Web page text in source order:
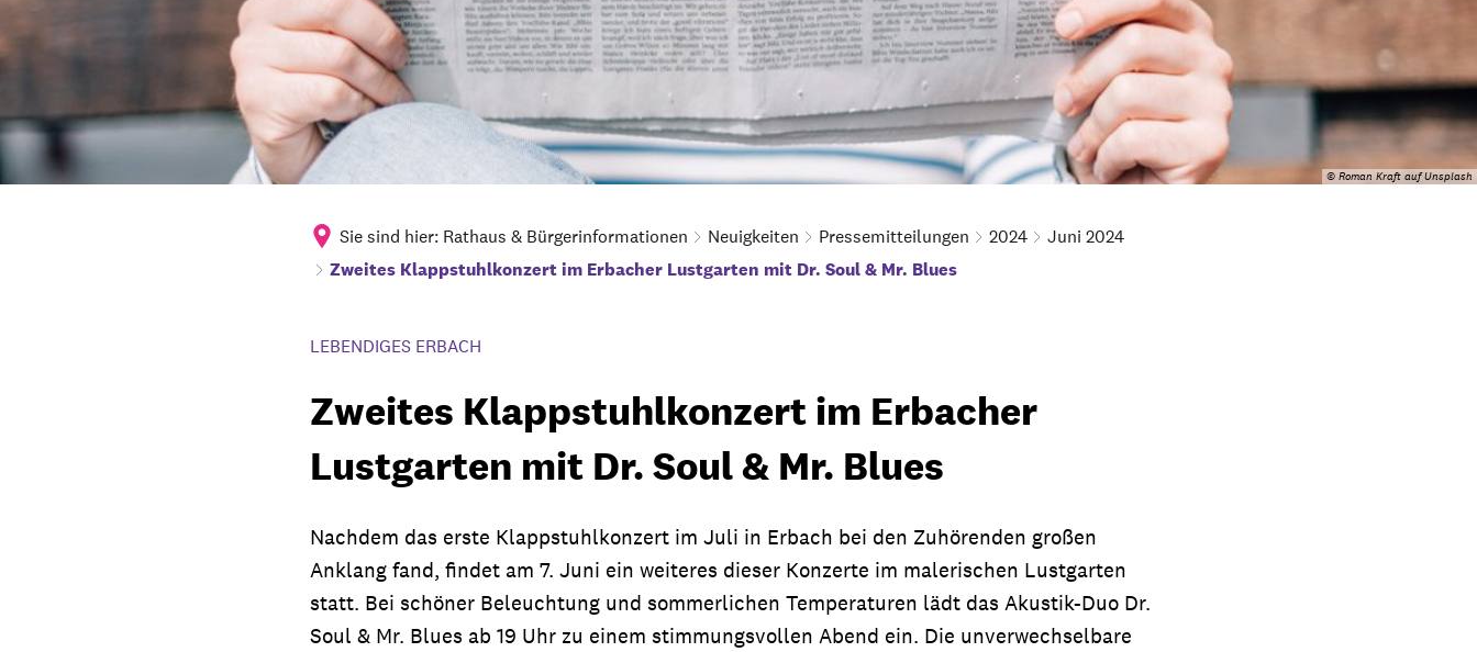
© Roman Kraft auf Unsplash
Sie sind hier: Rathaus & Bürgerinformationen Neuigkeiten Pressemitteilungen 2024 Juni 2024
Zweites Klappstuhlkonzert im Erbacher Lustgarten mit Dr. Soul & Mr. Blues
LEBENDIGES ERBACH
Zweites Klappstuhlkonzert im Erbacher
Lustgarten mit Dr. Soul & Mr. Blues
Nachdem das erste Klappstuhlkonzert im Juli in Erbach bei den Zuhörenden großen
Anklang fand, findet am 7. Juni ein weiteres dieser Konzerte im malerischen Lustgarten
statt. Bei schöner Beleuchtung und sommerlichen Temperaturen lädt das Akustik-Duo Dr.
Soul & Mr. Blues ab 19 Uhr zu einem stimmungsvollen Abend ein. Die unverwechselbare